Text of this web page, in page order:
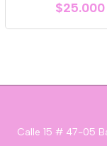
$25.000
Calle 15 # 47-05